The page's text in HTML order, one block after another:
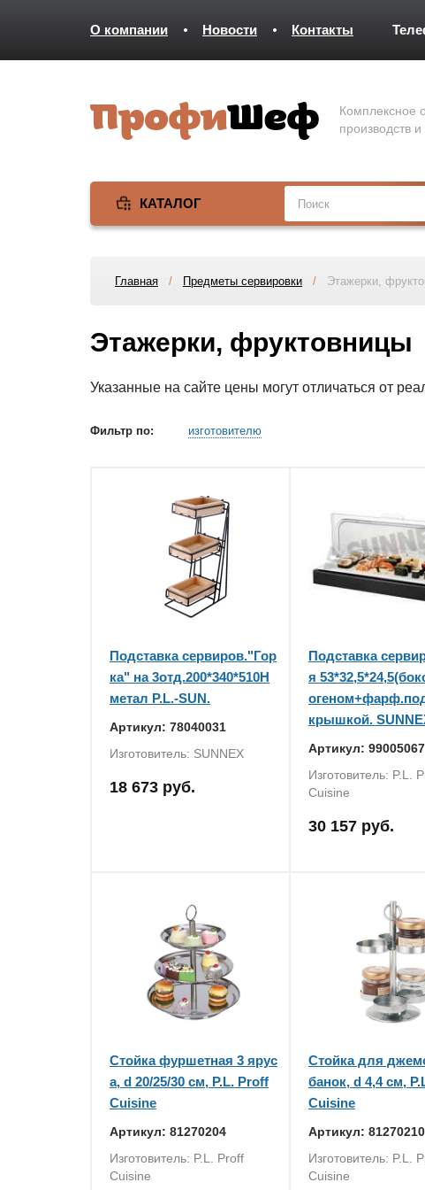
О компании Новости Контакты
Комплексное
производств
КАТАЛОГ
Главная / Предметы сервировки / Этажерки,
Этажерки, фруктовницы
Указанные на сайте цены могут отличаться от
Фильтр по: изготовителю
Подставка сервиров."Гор
ка" на 3отд.200*340*510H
метал P.L.-SUN.
Артикул: 78040031
Изготовитель: SUNNEX
18 673 руб.
Подставка
я
крышкой.
Артикул: 99005067
Изготовитель: P.L.
Cuisine
30 157 руб.
Стойка фуршетная 3 ярус
а, d 20/25/30 см, P.L. Proff
Cuisine
Артикул: 81270204
Изготовитель: P.L. Proff
Cuisine
Стойка для
банок, d 4,4 см,
Cuisine
Артикул: 81270210
Изготовитель: P.L.
Cuisine